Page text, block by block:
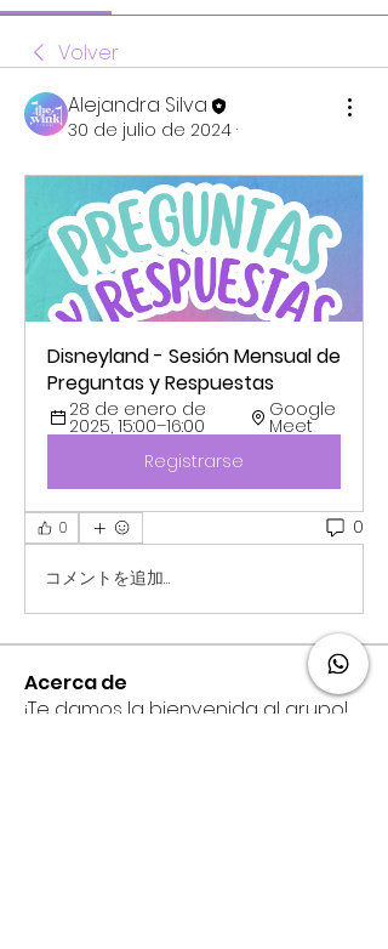
Volver
Alejandra Silva
30 de julio de 2024 ·
Disneyland - Sesión Mensual de
Preguntas y Respuestas
28 de enero de
2025, 15:00–16:00
Google
Meet
Registrarse
0 0
コメントを追加…
Acerca de
¡Te damos la bienvenida al grupo!